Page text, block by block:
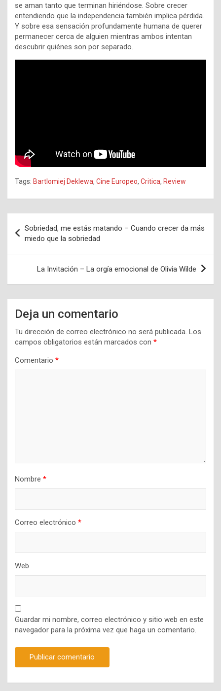
se aman tanto que terminan hiriéndose. Sobre crecer
entendiendo que la independencia también implica pérdida.
Y sobre esa sensación profundamente humana de querer
permanecer cerca de alguien mientras ambos intentan
descubrir quiénes son por separado.
Tags: Bartlomiej Deklewa, Cine Europeo, Critica, Review
de
entradas
Sobriedad, me estás matando – Cuando crecer da más
miedo que la sobriedad
La Invitación – La orgía emocional de Olivia Wilde
Deja un comentario
Tu dirección de correo electrónico no será publicada. Los
campos obligatorios están marcados con *
Comentario *
Nombre *
Correo electrónico *
Web
Guardar mi nombre, correo electrónico y sitio web en este
navegador para la próxima vez que haga un comentario.